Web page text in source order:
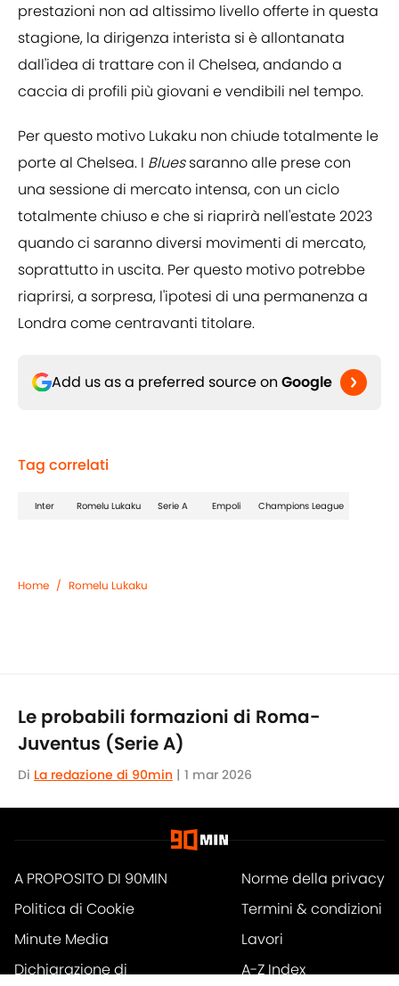
prestazioni non ad altissimo livello offerte in questa
stagione, la dirigenza interista si è allontanata
dall'idea di trattare con il Chelsea, andando a
caccia di profili più giovani e vendibili nel tempo.
Per questo motivo Lukaku non chiude totalmente le
porte al Chelsea. I Bluessaranno alle prese con
una sessione di mercato intensa, con un ciclo
totalmente chiuso e che si riaprirà nell'estate 2023
quando ci saranno diversi movimenti di mercato,
soprattutto in uscita. Per questo motivo potrebbe
riaprirsi, a sorpresa, l'ipotesi di una permanenza a
Londra come centravanti titolare.
Add us as a preferred source on Google
Tag correlati
Inter Romelu Lukaku Serie A Empoli Champions League
Home / Romelu Lukaku
Le probabili formazioni di Roma-
Juventus (Serie A)
Di La redazione di 90min | 1 mar 2026
A PROPOSITO DI 90MIN
Norme della privacy
Politica di Cookie
Termini & condizioni
Minute Media
Lavori
Dichiarazione di
A-Z Index